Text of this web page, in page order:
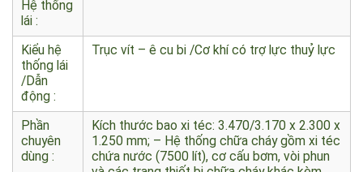
Phanh
tay /Dẫn
động :
Hệ thống
lái :
Kiểu hệ
thống lái
/Dẫn
động :
Trục vít – ê cu bi /Cơ khí có trợ lực thuỷ lực